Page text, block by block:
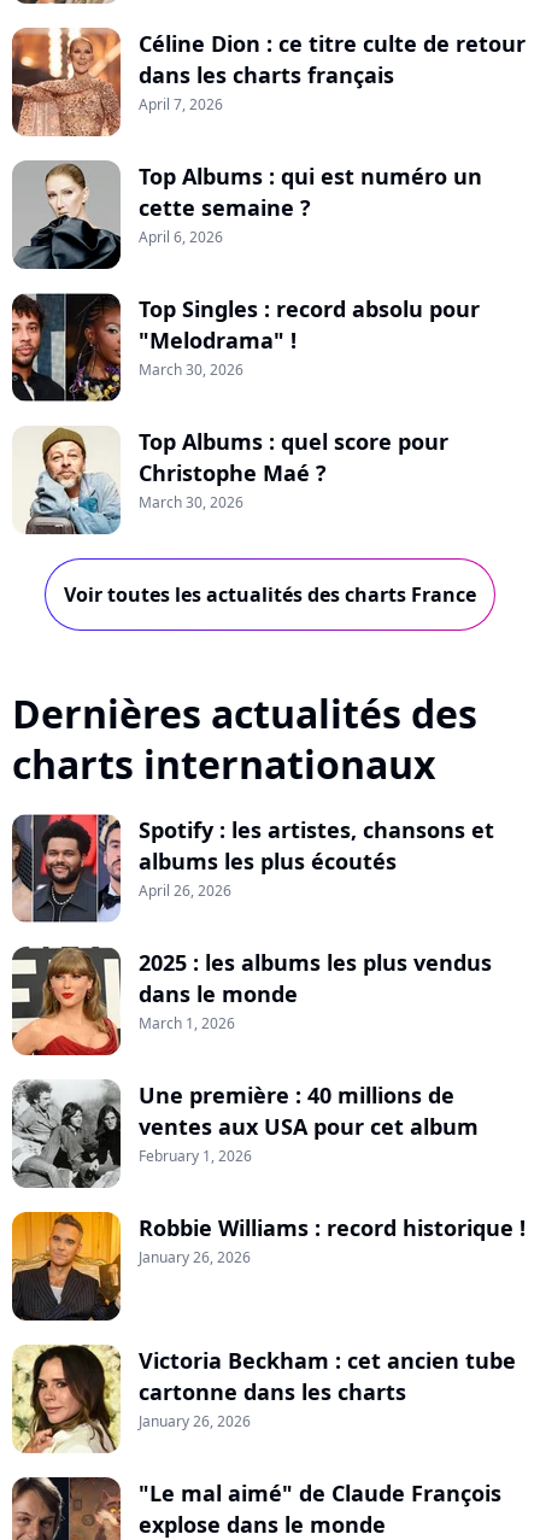
Céline Dion : ce titre culte de retour
dans les charts français
April 7, 2026
Top Albums : qui est numéro un
cette semaine ?
April 6, 2026
Top Singles : record absolu pour
"Melodrama" !
March 30, 2026
Top Albums : quel score pour
Christophe Maé ?
March 30, 2026
Voir toutes les actualités des charts France
Dernières actualités des
charts internationaux
Spotify : les artistes, chansons et
albums les plus écoutés
April 26, 2026
2025 : les albums les plus vendus
dans le monde
March 1, 2026
Une première : 40 millions de
ventes aux USA pour cet album
February 1, 2026
Robbie Williams : record historique !
January 26, 2026
Victoria Beckham : cet ancien tube
cartonne dans les charts
January 26, 2026
"Le mal aimé" de Claude François
explose dans le monde